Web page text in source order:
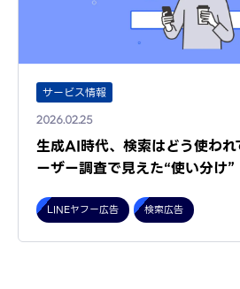
サービス情報
2026.02.25
生成AI時代、検索はどう使わ
ーザー調査で見えた“使い分け”
LINEヤフー広告 検索広告